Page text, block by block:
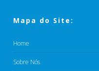
Mapa do Site:
Home
Sobre Nós